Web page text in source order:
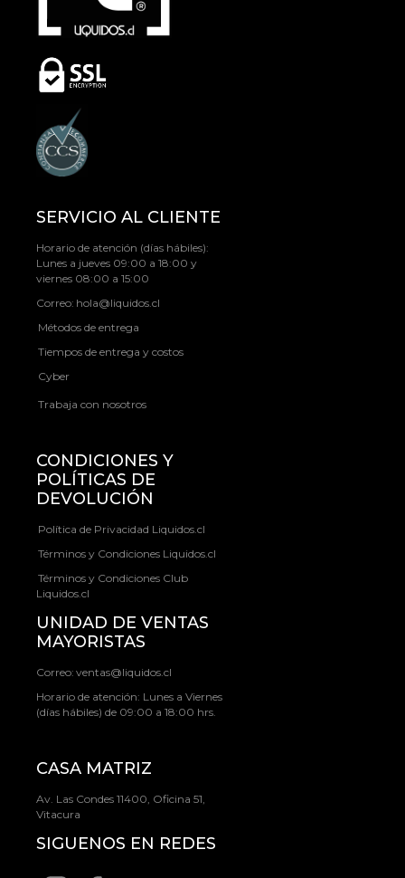
SERVICIO AL CLIENTE
Horario de atención (días hábiles):
Lunes a jueves 09:00 a 18:00 y
viernes 08:00 a 15:00
Correo: hola@liquidos.cl
Métodos de entrega
Tiempos de entrega y costos
Cyber
Trabaja con nosotros
CONDICIONES Y
POLÍTICAS DE
DEVOLUCIÓN
Política de Privacidad Liquidos.cl
Términos y Condiciones Liquidos.cl
Términos y Condiciones Club
Liquidos.cl
UNIDAD DE VENTAS
MAYORISTAS
Correo: ventas@liquidos.cl
Horario de atención: Lunes a Viernes
(días hábiles) de 09:00 a 18:00 hrs.
CASA MATRIZ
Av. Las Condes 11400, Oficina 51,
Vitacura
SIGUENOS EN REDES